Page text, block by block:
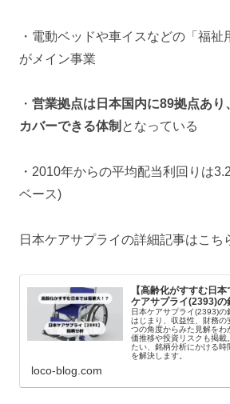
・電動ベッドや車イスなどの「福祉
がメイン事業
・ 営業拠点は日本国内に89拠点あり
カバーできる体制 となっている
・2010年からの平均配当利回りは
ベース)
日本ケアサプライの詳細記事はこち
【高齢化がすすむ日
ケアサプライ(2393)の
日本ケアサプライ(2393)の
はじまり、収益性、財務の
つの角度からみた見解を
価推移や投資リスクも掲載
たい、銘柄分析にかける
を解決します。
loco-blog.com